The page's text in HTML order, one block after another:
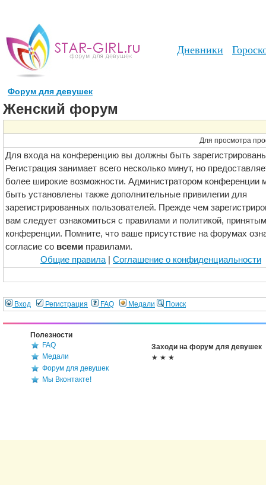
Дневники
Форум для девушек
Женский форум
Для просмотра
Для входа на конференцию вы должны быть
Регистрация занимает всего несколько минут, но
более широкие возможности. Администратором конференции
быть установлены также дополнительные привилегии для
зарегистрированных пользователей. Прежде чем
вам следует ознакомиться с правилами и политикой,
конференции. Помните, что ваше присутствие на форумах
согласие со всеми правилами.
Общие правила
Соглашение о конфиденциальности
Вход Регистрация FAQ Медали Поиск
Полезности
FAQ
Медали
Форум для девушек
Мы Вконтакте!
Заходи на форум для девушек
★ ★ ★